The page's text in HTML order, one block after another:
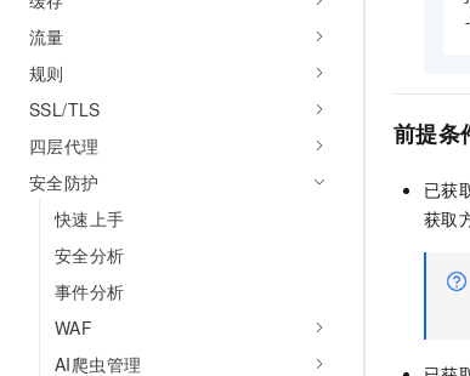
流量
规则
SSL/TLS
四层代理
安全防护
快速上手
安全分析
事件分析
WAF
AI爬虫管理
前提条
已获
获取
终端用户计算
Serverless
开发工具
迁移与运维管理
专有云